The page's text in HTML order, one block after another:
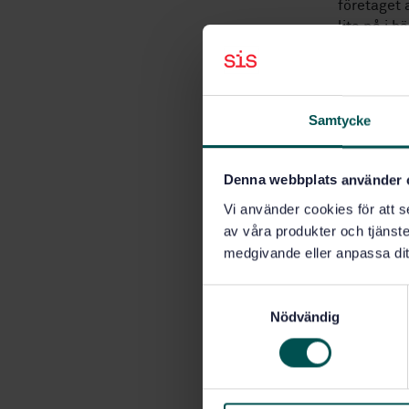
Samtycke
Denna webbplats använder
Vi använder cookies för att
av våra produkter och
medgivande eller anpassa
Nödvändig
företaget
lita på i
hand är
sin
–
arbetet är